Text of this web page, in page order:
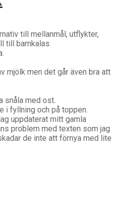
till mellanmål, utflykter,
till barnkalas.
mjölk men det går även bra att
snåla med ost.
i fyllning och på toppen.
uppdaterat mitt gamla
problem med texten som jag
de inte att förnya med lite